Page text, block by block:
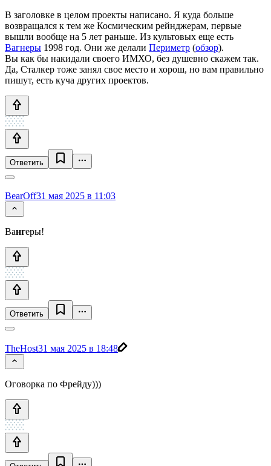
В заголовке в целом проекты написано. Я куда больше
возвращался к тем же Космическим рейнджерам, первые
вышли вообще на 5 лет раньше. Из культовых еще есть
Вагнеры 1998 год. Они же делали Периметр (обзор).
Вы как бы накидали своего ИМХО, без душевно скажем так.
Да, Сталкер тоже занял свое место и хорош, но вам правильно
пишут, есть куча других проектов.
Ответить
BearOff31 мая 2025 в 11:03
Вангеры!
Ответить
TheHost31 мая 2025 в 18:48
Оговорка по Фрейду)))